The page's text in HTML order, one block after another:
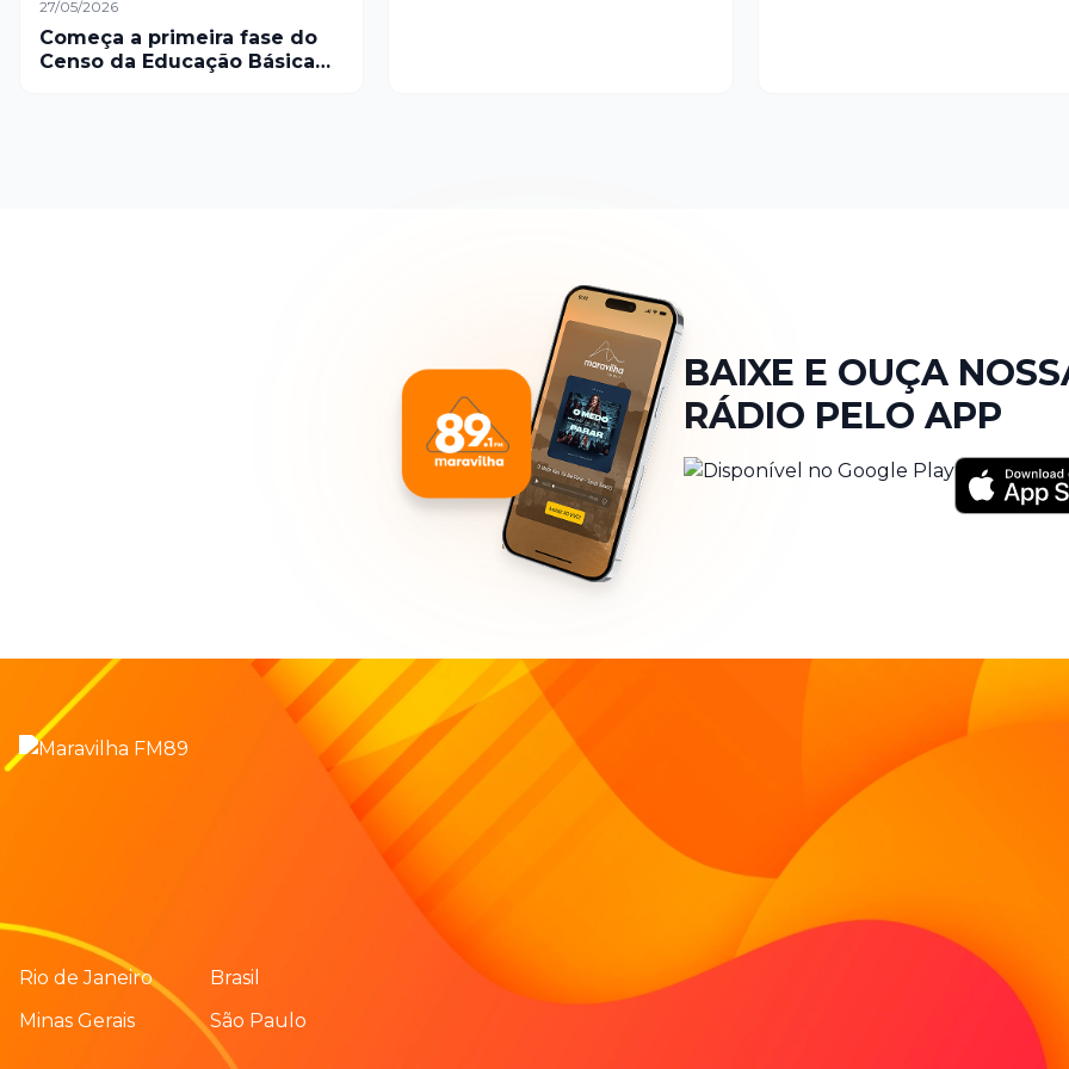
27/05/2026
Começa a primeira fase do
Censo da Educação Básica
BAIXE E OUÇA
RÁDIO PELO APP
Rio de Janeiro
Brasil
Minas Gerais
São Paulo